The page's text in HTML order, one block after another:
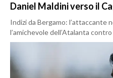
Daniel Maldini verso il
Indizi da Bergamo: l’attaccante
l’amichevole dell’Atalanta